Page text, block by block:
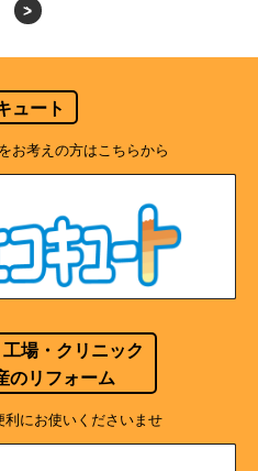
>
ュート
お考えの方はこちらから
場・クリニック
のリフォーム
にお使いくださいませ